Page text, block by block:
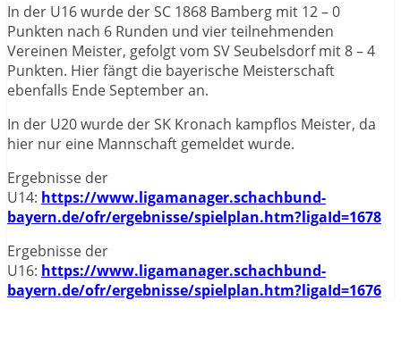
In der U16 wurde der SC 1868 Bamberg mit 12 – 0
Punkten nach 6 Runden und vier teilnehmenden
Vereinen Meister, gefolgt vom SV Seubelsdorf mit 8 – 4
Punkten. Hier fängt die bayerische Meisterschaft
ebenfalls Ende September an.
In der U20 wurde der SK Kronach kampflos Meister, da
hier nur eine Mannschaft gemeldet wurde.
Ergebnisse der
U14: https://www.ligamanager.schachbund-
bayern.de/ofr/ergebnisse/spielplan.htm?ligaId=1678
Ergebnisse der
U16: https://www.ligamanager.schachbund-
bayern.de/ofr/ergebnisse/spielplan.htm?ligaId=1676